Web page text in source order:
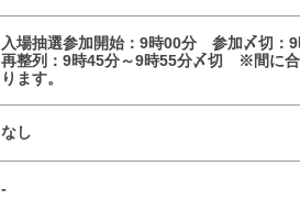
入場抽選参加開始：9時00分 参加〆切
再整列：9時45分～9時55分〆切 ※間に合
ります。
なし
-